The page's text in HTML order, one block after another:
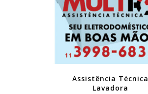
Assistência Técnica
Lavadora